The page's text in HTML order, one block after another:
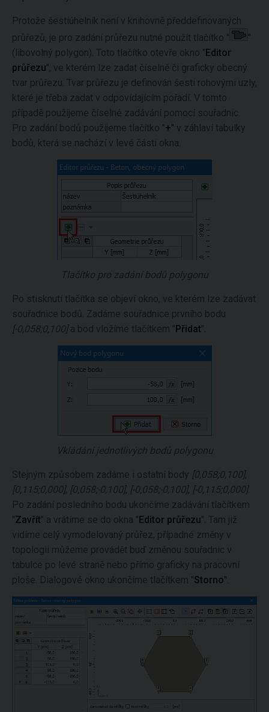
Protože šestiúhelník není v knihovně předdefinovaných
průřezů, je pro zadání průřezu nutné použít tlačítko "
"
(libovolný polygon). Toto tlačítko otevře okno " Editor
průřezu", ve kterém lze zadat číselně či graficky obecný
tvar průřezu. Tvar průřezu je definován šesti rohovými uzly,
které je třeba zadat v odpovídajícím pořadí. V tomto
případě použijeme číselné zadávání pomocí souřadnic.
Pro zadání bodů použijeme tlačítko "+" v záhlaví tabulky
bodů, která se nachází v levé části okna.
Tlačítko pro zadání bodů polygonu
Po stisknutí tlačítka se objeví okno, ve kterém lze zadávat
souřadnice bodů. Zadáme souřadnice prvního bodu
[-0,058;0,100]a bod vložíme tlačítkem " Přidat".
Vkládání jednotlivých bodů polygonu
Stejným způsobem zadáme i ostatní body [0,058;0,100],
[0,115;0,000], [0,058;-0,100], [-0,058;-0,100], [-0,115;0,000].
Po zadání posledního bodu ukončíme zadávání tlačítkem
"Zavřít" a vrátíme se do okna " Editor průřezu". Tam již
vidíme celý vymodelovaný průřez, případné změny v
topologii můžeme provádět buď změnou souřadnic v
tabulce po levé straně nebo přímo graficky na pracovní
ploše. Dialogové okno ukončíme tlačítkem "Storno".